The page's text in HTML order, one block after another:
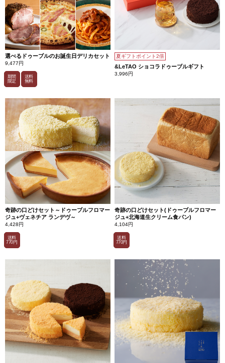
選べるドゥーブルのお誕生日デリカセット
9,477円
期間
限定
送料
無料
夏ギフトポイント2倍
&LeTAO ショコラドゥーブルギフト
3,996円
奇跡の口どけセット～ドゥーブルフロマー
ジュ+ヴェネチア ランデヴ～
4,428円
送料
770円
奇跡の口どけセット(ドゥーブルフロマー
ジュ+北海道生クリーム食パン)
4,104円
送料
770円